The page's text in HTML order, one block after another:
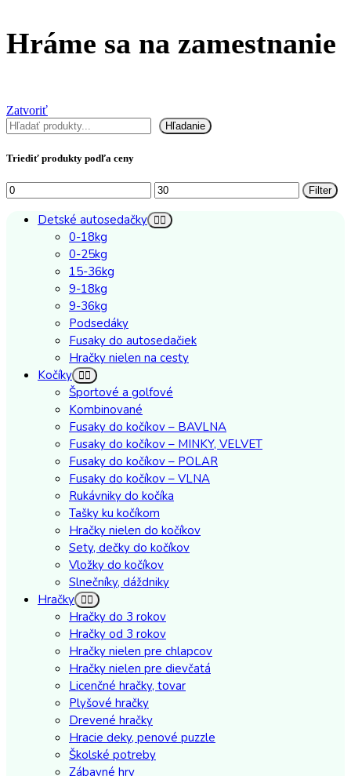
Hráme sa na zamestnanie
Zatvoriť
Hľadať
Hľadanie
Triediť produkty podľa ceny
Minimálna
cena
Maximálna
cena
Filter
Detské autosedačky
0-18kg
0-25kg
15-36kg
9-18kg
9-36kg
Podsedáky
Fusaky do autosedačiek
Hračky nielen na cesty
Kočíky
Športové a golfové
Kombinované
Fusaky do kočíkov – BAVLNA
Fusaky do kočíkov – MINKY, VELVET
Fusaky do kočíkov – POLAR
Fusaky do kočíkov – VLNA
Rukávniky do kočíka
Tašky ku kočíkom
Hračky nielen do kočíkov
Sety, dečky do kočíkov
Vložky do kočíkov
Slnečníky, dáždniky
Hračky
Hračky do 3 rokov
Hračky od 3 rokov
Hračky nielen pre chlapcov
Hračky nielen pre dievčatá
Licenčné hračky, tovar
Plyšové hračky
Drevené hračky
Hracie deky, penové puzzle
Školské potreby
Zábavné hry